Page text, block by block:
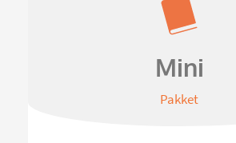
Mini
Pakket